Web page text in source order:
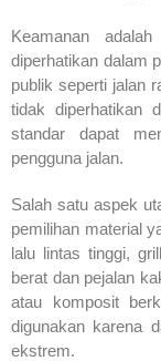
Keamanan
diperhatikan dalam
publik seperti jalan
tidak diperhatikan
standar dapat
pengguna jalan.
Salah satu aspek
pemilihan material
lalu lintas tinggi,
berat dan pejalan
atau komposit
digunakan karena
ekstrem.